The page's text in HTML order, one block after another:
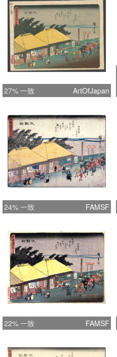
27% 一致 ArtOfJapan
24% 一致 FAMSF
22% 一致 FAMSF